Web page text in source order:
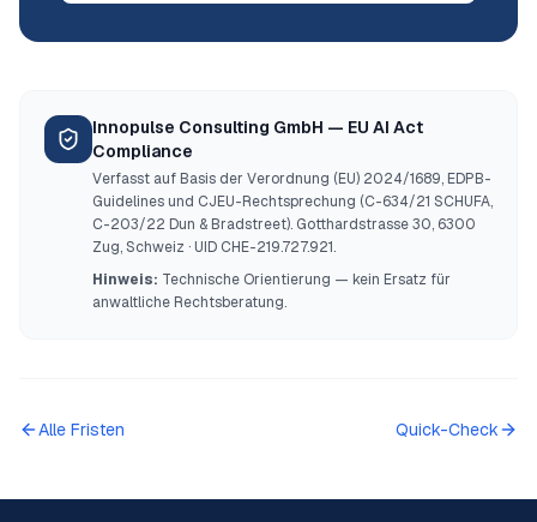
Innopulse Consulting GmbH — EU AI Act
Compliance
Verfasst auf Basis der Verordnung (EU) 2024/1689, EDPB-
Guidelines und CJEU-Rechtsprechung (C-634/21 SCHUFA,
C-203/22 Dun & Bradstreet). Gotthardstrasse 30, 6300
Zug, Schweiz · UID CHE-219.727.921.
Hinweis: Technische Orientierung — kein Ersatz für
anwaltliche Rechtsberatung.
Alle Fristen Quick-Check